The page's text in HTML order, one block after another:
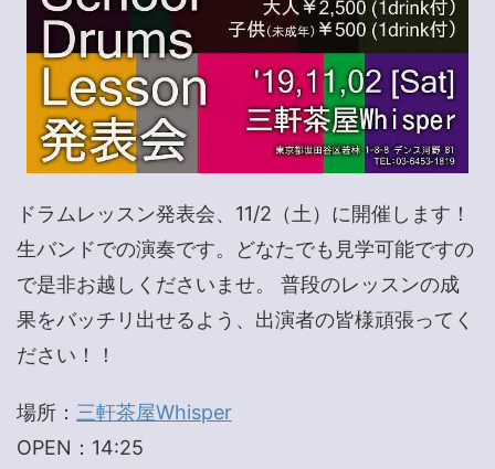
ドラムレッスン発表会、11/2（土）に開催します！
生バンドでの演奏です。どなたでも見学可能ですの
で是非お越しくださいませ。 普段のレッスンの成
果をバッチリ出せるよう、出演者の皆様頑張ってく
ださい！！
場所： 三軒茶屋Whisper
OPEN：14:25